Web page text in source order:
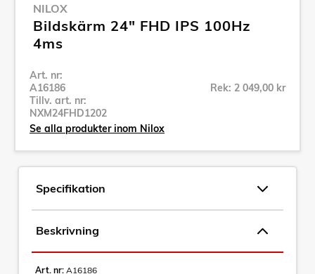
NILOX
Bildskärm 24" FHD IPS 100Hz
4ms
Art. nr:
A16186
Tillv. art. nr:
NXM24FHD1202
Rek: 2 049,00 kr
Se alla produkter inom Nilox
Specifikation
Beskrivning
Art. nr: A16186